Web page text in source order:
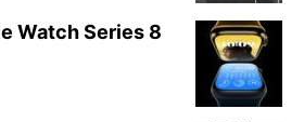
Watch Series 8